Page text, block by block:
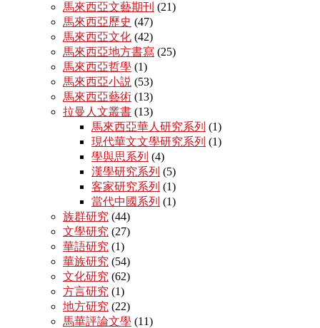
馬來西亞文藝期刊 (21)
馬來西亞歷史 (47)
馬來西亞文化 (42)
馬來西亞地方書寫 (25)
馬來西亞哲學 (1)
馬來西亞小説 (53)
馬來西亞藝術 (13)
拉曼人文叢書 (13)
馬來西亞華人研究系列 (1)
現代華文文學研究系列 (1)
學與思系列 (4)
漢學研究系列 (5)
客家研究系列 (1)
當代中國系列 (1)
族群研究 (44)
文學研究 (27)
華語研究 (1)
華族研究 (54)
文化研究 (62)
方言研究 (1)
地方研究 (22)
馬華評論文學 (11)